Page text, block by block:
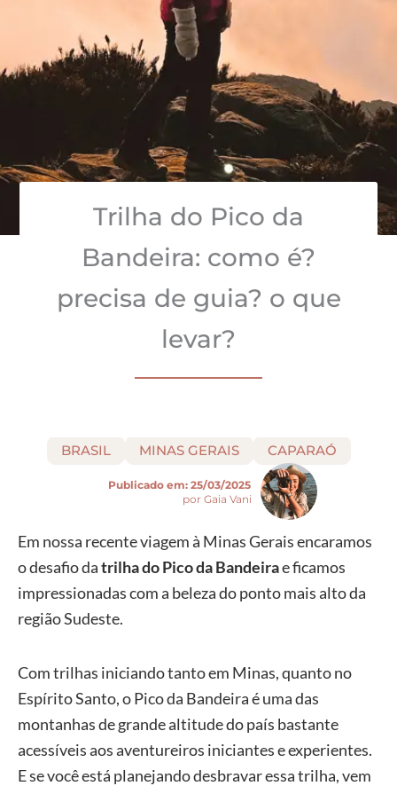
Trilha do Pico da
Bandeira: como é?
precisa de guia? o que
levar?
BRASIL MINAS GERAIS CAPARAÓ
Publicado em: 25/03/2025
por Gaia Vani
Em nossa recente viagem à Minas Gerais encaramos
o desafio datrilha do Pico da Bandeirae ficamos
impressionadas com a beleza do ponto mais alto da
região Sudeste.
Com trilhas iniciando tanto em Minas, quanto no
Espírito Santo, o Pico da Bandeira é uma das
montanhas de grande altitude do país bastante
acessíveis aos aventureiros iniciantes e experientes.
E se você está planejando desbravar essa trilha, vem